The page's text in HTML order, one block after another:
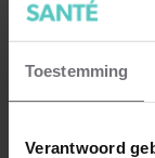
Toestemming
Verantwoord